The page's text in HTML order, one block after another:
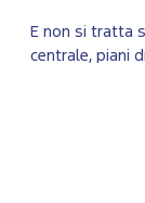
E non si tratta
centrale, piani